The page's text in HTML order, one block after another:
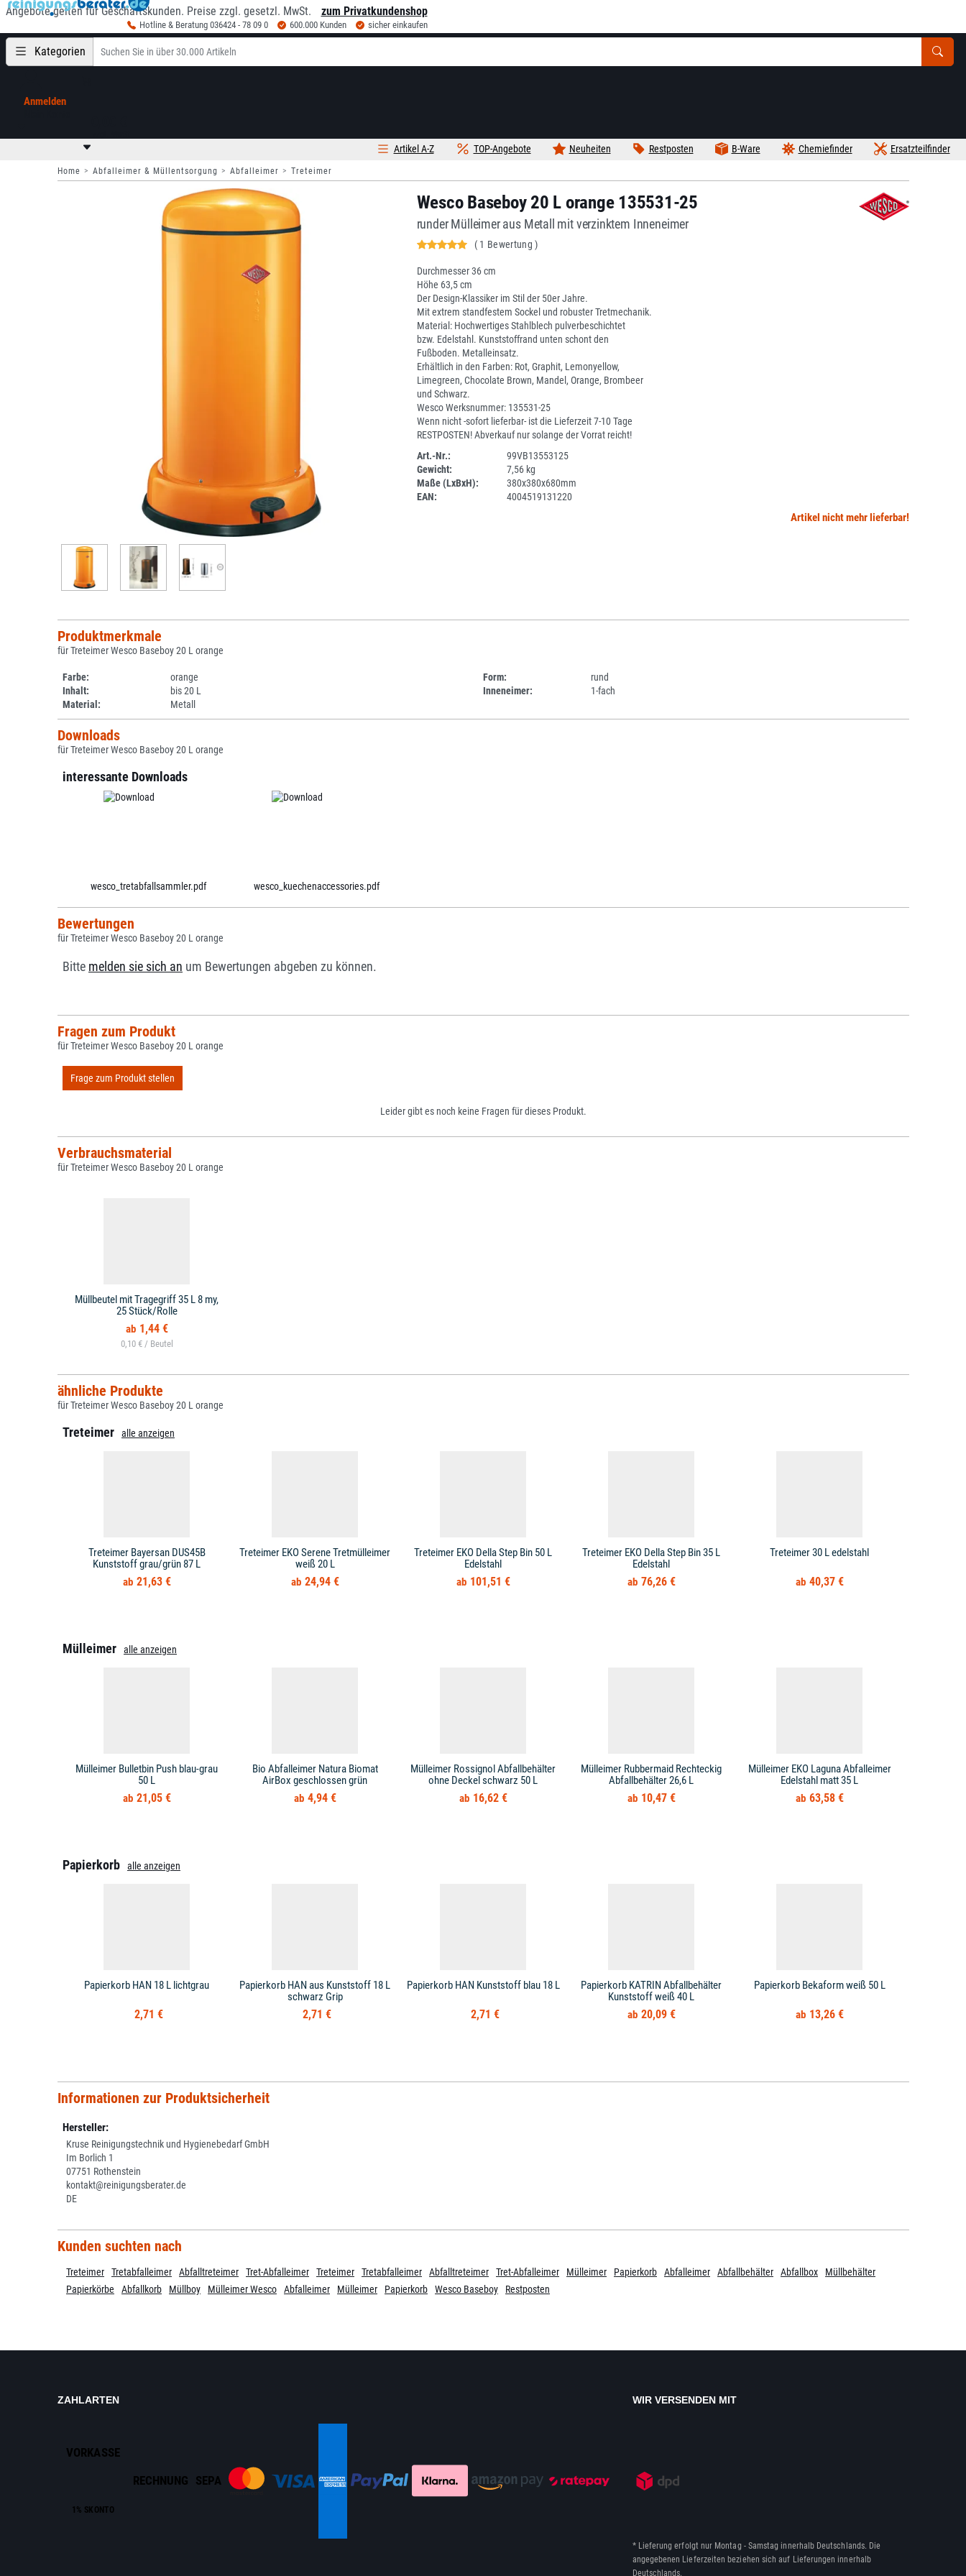
Angebote gelten für Geschäftskunden. Preise zzgl. gesetzl. MwSt. zum Privatkundenshop
Hotline & Beratung 036424 - 78 09 0 600.000 Kunden sicher einkaufen
Kategorien
Anmelden
Ersatzteilfinder
Chemiefinder
B-Ware
Restposten
Neuheiten
TOP-Angebote
Artikel A-Z
Home Abfalleimer & Müllentsorgung Abfalleimer Treteimer
Wesco Baseboy 20 L orange 135531-25
runder Mülleimer aus Metall mit verzinktem Inneneimer
( 1 Bewertung )
Durchmesser 36 cm
Höhe 63,5 cm
Der Design-Klassiker im Stil der 50er Jahre.
Mit extrem standfestem Sockel und robuster Tretmechanik.
Material: Hochwertiges Stahlblech pulverbeschichtet
bzw. Edelstahl. Kunststoffrand unten schont den
Fußboden. Metalleinsatz.
Erhältlich in den Farben: Rot, Graphit, Lemonyellow,
Limegreen, Chocolate Brown, Mandel, Orange, Brombeer
und Schwarz.
Wesco Werksnummer: 135531-25
Wenn nicht -sofort lieferbar- ist die Lieferzeit 7-10 Tage
RESTPOSTEN! Abverkauf nur solange der Vorrat reicht!
Art.-Nr.:
99VB13553125
Gewicht:
7,56 kg
Maße (LxBxH):
380x380x680mm
EAN:
4004519131220
Artikel nicht mehr lieferbar!
Produktmerkmale
für Treteimer Wesco Baseboy 20 L orange
Farbe: orange Form:
rund
Inhalt:
bis 20 L Inneneimer:
1-fach
Material:
Metall
Downloads
für Treteimer Wesco Baseboy 20 L orange
interessante Downloads
wesco_tretabfallsammler.pdf wesco_kuechenaccessories.pdf
Bewertungen
für Treteimer Wesco Baseboy 20 L orange
Bitte melden sie sich an um Bewertungen abgeben zu können.
Fragen zum Produkt
für Treteimer Wesco Baseboy 20 L orange
Frage zum Produkt stellen
Leider gibt es noch keine Fragen für dieses Produkt.
Verbrauchsmaterial
für Treteimer Wesco Baseboy 20 L orange
Müllbeutel mit Tragegriff 35 L 8 my,
25 Stück/Rolle
1,44 €
0,10 € /
ähnliche Produkte
für Treteimer Wesco Baseboy 20 L orange
Treteimer alle anzeigen
Treteimer Bayersan DUS45B
Kunststoff grau/grün 87 L
21,63 €
Treteimer EKO Serene Tretmülleimer
weiß 20 L
24,94 €
Treteimer EKO Della Step Bin 50 L
Edelstahl
101,51 €
Treteimer EKO Della Step Bin 35 L
Edelstahl
76,26 €
Treteimer 30 L edelstahl
40,37 €
Mülleimer alle anzeigen
Mülleimer Bulletbin Push blau-grau
50 L
21,05 €
Bio Abfalleimer Natura Biomat
AirBox geschlossen grün
4,94 €
Mülleimer Rossignol Abfallbehälter
ohne Deckel schwarz 50 L
16,62 €
Mülleimer Rubbermaid Rechteckig
Abfallbehälter 26,6 L
10,47 €
Mülleimer EKO Laguna Abfalleimer
Edelstahl matt 35 L
63,58 €
Papierkorb alle anzeigen
Papierkorb HAN 18 L lichtgrau
2,71 €
Papierkorb HAN aus Kunststoff 18 L
schwarz Grip
2,71 €
Papierkorb HAN Kunststoff blau 18 L
2,71 €
Papierkorb KATRIN Abfallbehälter
Kunststoff weiß 40 L
20,09 €
Papierkorb Bekaform weiß 50 L
13,26 €
Informationen zur Produktsicherheit
Hersteller:
Kruse Reinigungstechnik und Hygienebedarf GmbH
Im Borlich 1
07751 Rothenstein
kontakt@reinigungsberater.de
DE
Kunden suchten nach
Treteimer Tretabfalleimer Abfalltreteimer Tret-Abfalleimer Treteimer Tretabfalleimer Abfalltreteimer Tret-Abfalleimer Mülleimer Papierkorb Abfalleimer Abfallbehälter Abfallbox
Müllbehälter
Papierkörbe
Abfallkorb Müllboy Mülleimer Wesco Abfalleimer Mülleimer Papierkorb Wesco Baseboy Restposten
ZAHLARTEN
VORKASSE
1% SKONTO
RECHNUNG SEPA
WIR VERSENDEN MIT
* Lieferung erfolgt nur Montag - Samstag innerhalb Deutschlands. Die
angegebenen Lieferzeiten beziehen sich auf Lieferungen innerhalb
Deutschlands.